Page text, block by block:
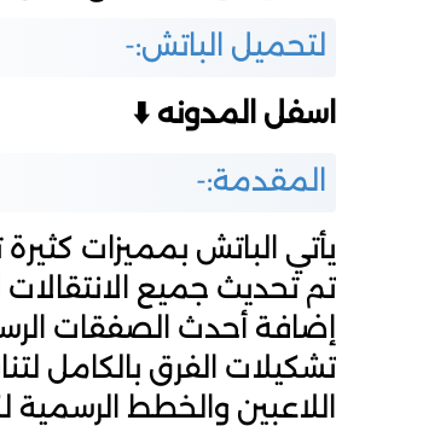
لتحميل الباتش:-
اسفل المدونه ⬇️
المقدمة:-
يأتي الباتش بمميزات كثيرة
إضافة أحدث الصفقات
تشكيلات الفرق بالكامل
اللاعبين والخطط الرسمية